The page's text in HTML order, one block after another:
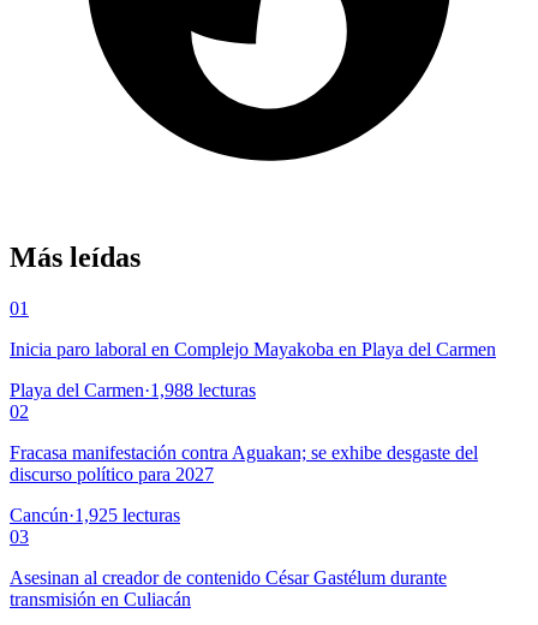
Más leídas
01
Inicia paro laboral en Complejo Mayakoba en Playa del Carmen
Playa del Carmen·1,988 lecturas
02
Fracasa manifestación contra Aguakan; se exhibe desgaste del
discurso político para 2027
Cancún·1,925 lecturas
03
Asesinan al creador de contenido César Gastélum durante
transmisión en Culiacán